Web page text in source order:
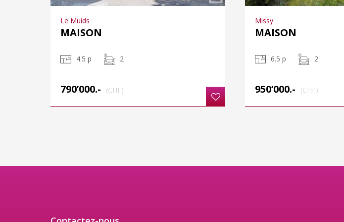
Le Muids
MAISON
4.5 p 2
790’000.- (CHF)
Missy
MAISON
6.5 p 2
950’000.- (CHF)